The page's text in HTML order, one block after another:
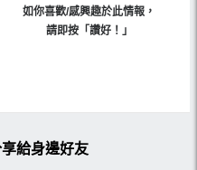
如你喜歡/感興趣於此情報，
請即按「讚好！」
給身邊好友